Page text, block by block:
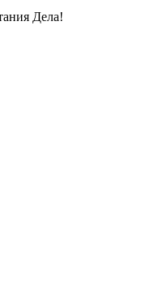
Дела!